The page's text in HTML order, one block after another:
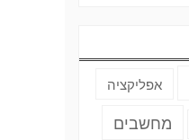
אפליקציה
מחשבים